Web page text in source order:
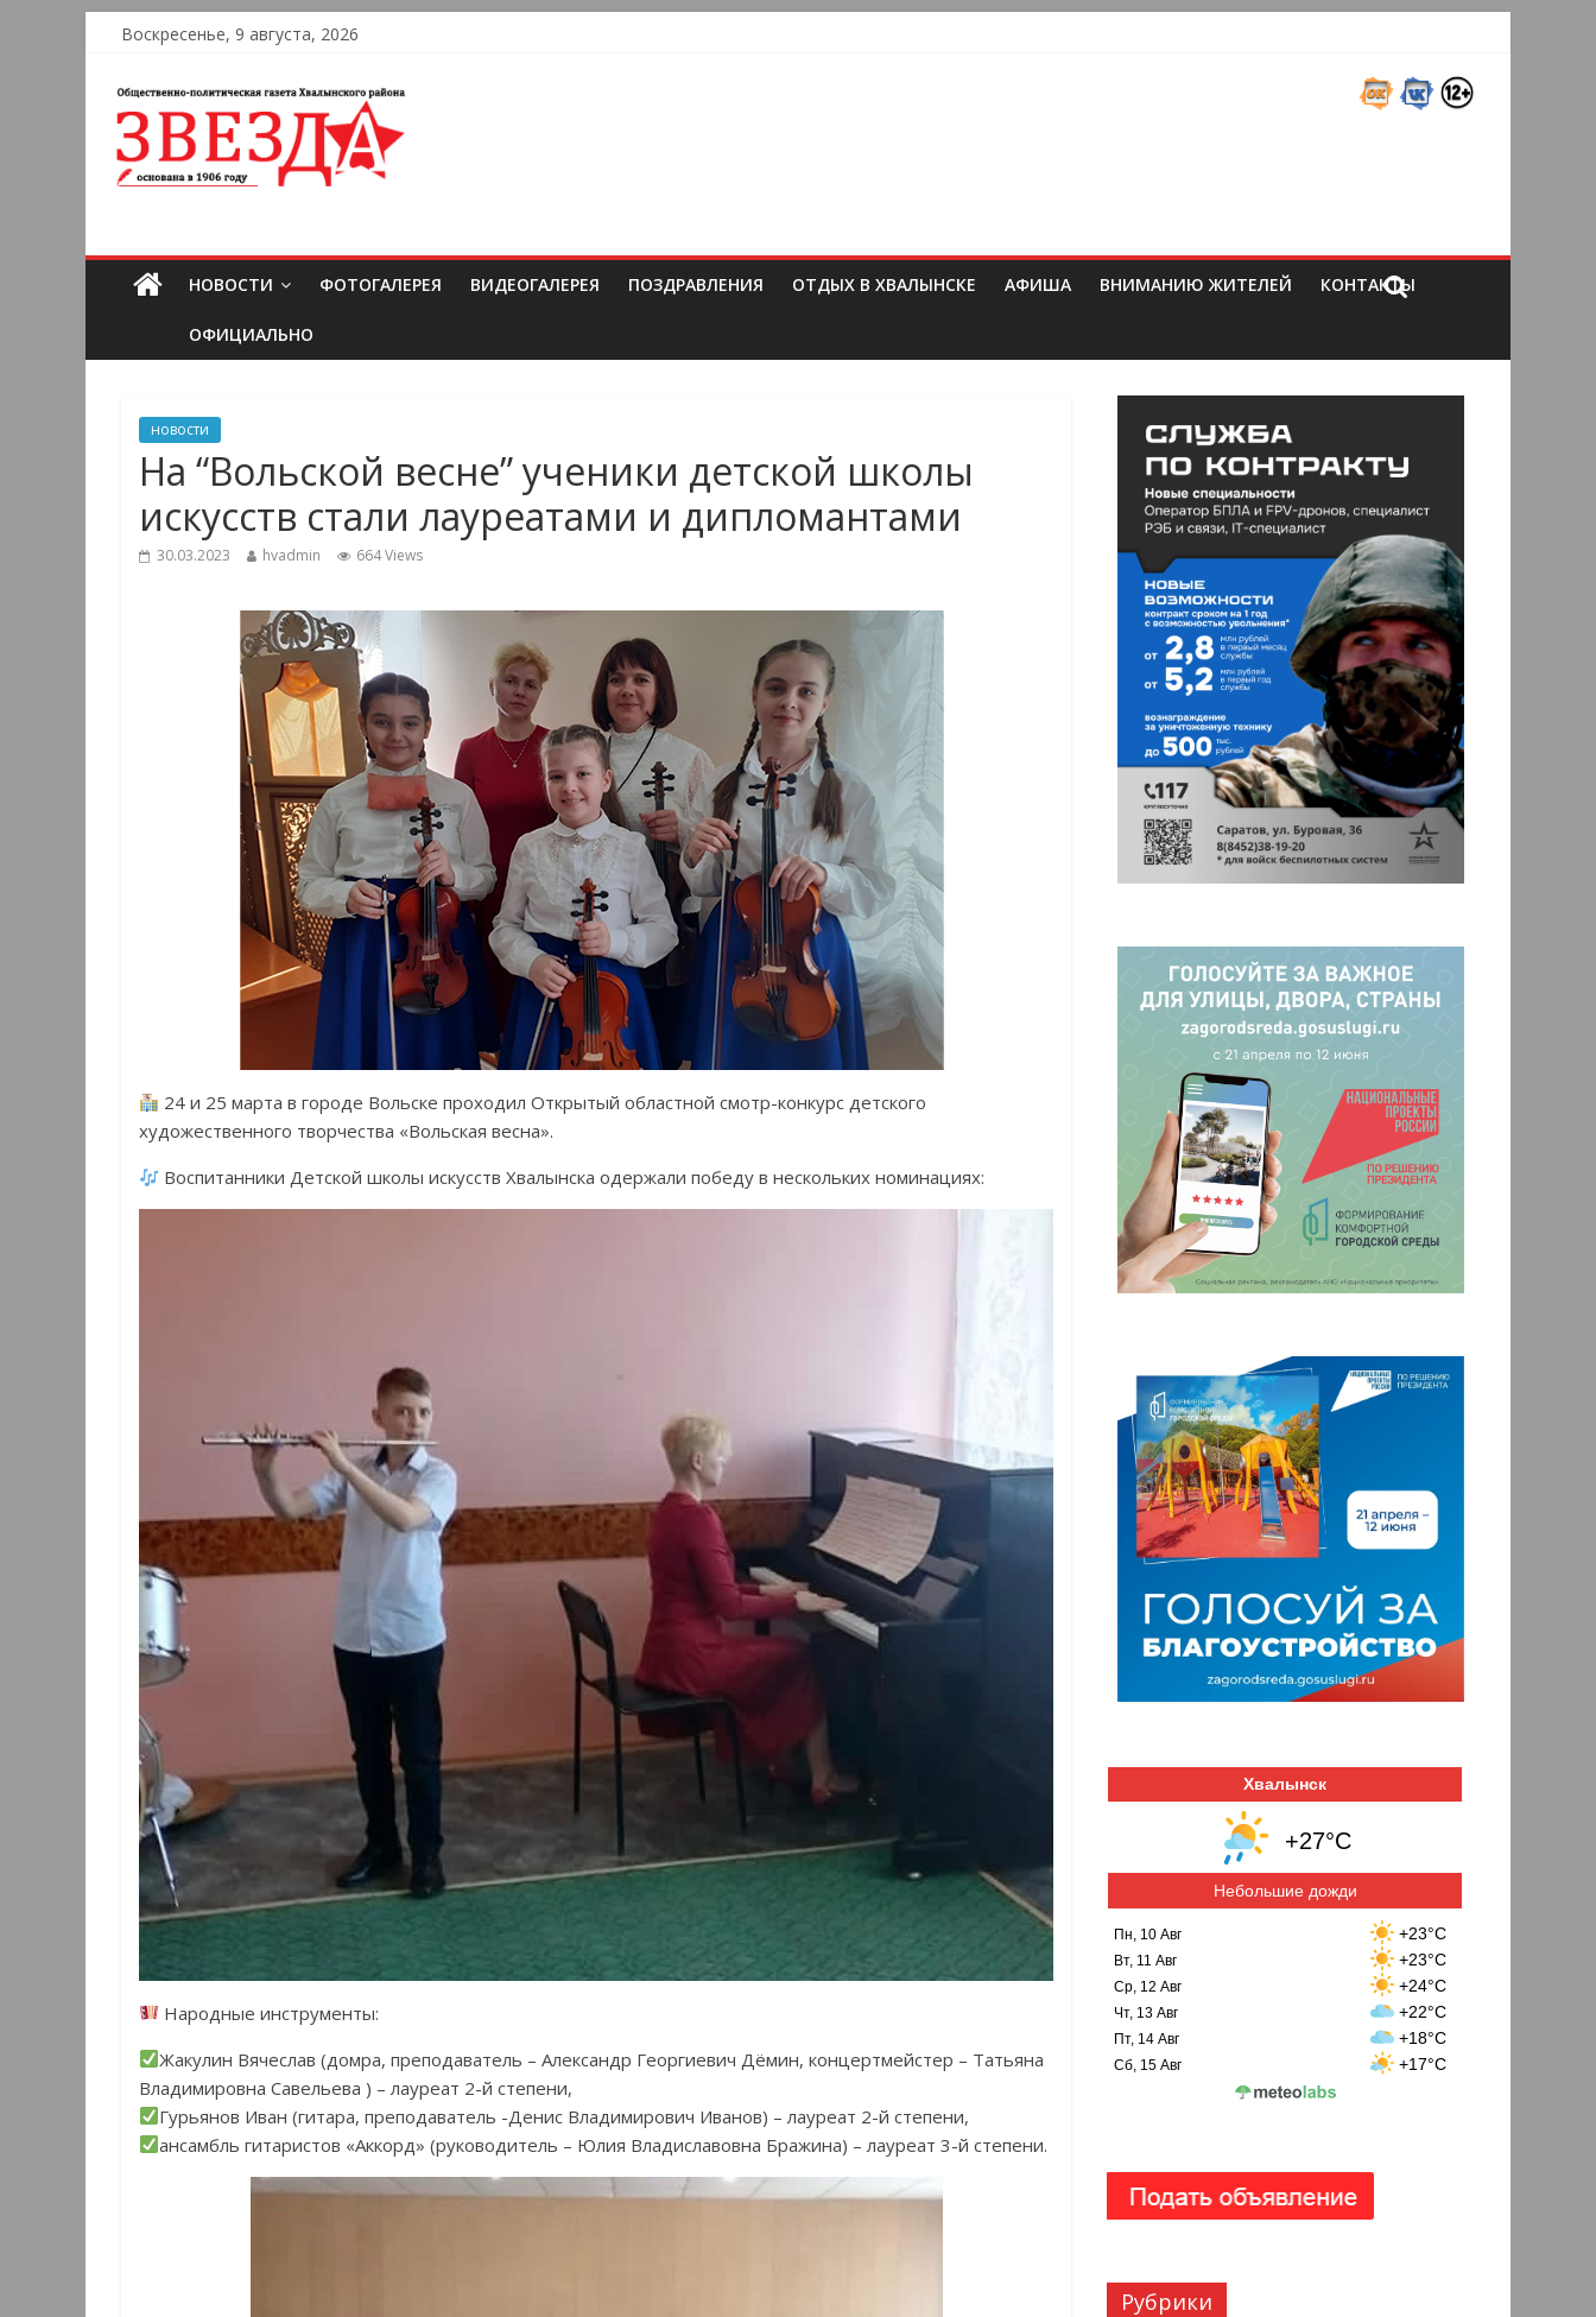
Воскресенье, 9 августа, 2026
НОВОСТИ ФОТОГАЛЕРЕЯ ВИДЕОГАЛЕРЕЯ ПОЗДРАВЛЕНИЯ ОТДЫХ В ХВАЛЫНСКЕ АФИША ВНИМАНИЮ ЖИТЕЛЕЙ КОНТАКТЫ
ОФИЦИАЛЬНО
новости
На “Вольской весне” ученики детской школы
искусств стали лауреатами и дипломантами
30.03.2023 hvadmin 664 Views
24 и 25 марта в городе Вольске проходил Открытый областной смотр-конкурс детского
художественного творчества «Вольская весна».
Воспитанники Детской школы искусств Хвалынска одержали победу в нескольких номинациях:
Народные инструменты:
Жакулин Вячеслав (домра, преподаватель – Александр Георгиевич Дëмин, концертмейстер – Татьяна
Владимировна Савельева ) – лауреат 2-й степени,
Гурьянов Иван (гитара, преподаватель -Денис Владимирович Иванов) – лауреат 2-й степени,
ансамбль гитаристов «Аккорд» (руководитель – Юлия Владиславовна Бражина) – лауреат 3-й степени.
Хвалынск
+27°C
Небольшие дожди
Пн, 10 Авг +23°C
Вт, 11 Авг +23°C
Ср, 12 Авг +24°C
Чт, 13 Авг +22°C
Пт, 14 Авг +18°C
Сб, 15 Авг +17°C
Рубрики